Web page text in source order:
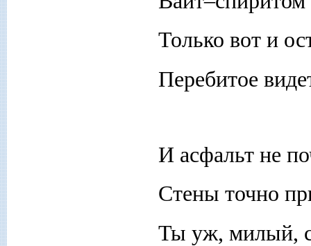
Только вот и
Перебитое
И асфальт не
Стены точно
Ты уж, милый,